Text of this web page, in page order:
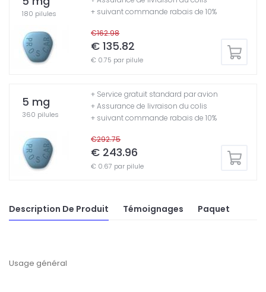
180 pilules
€162.98
€ 135.82
€ 0.75 par pilule
+ suivant commande rabais de 10%
5 mg
360 pilules
€292.75
€ 243.96
€ 0.67 par pilule
+ Service gratuit standard par avion
+ Assurance de livraison du colis
+ suivant commande rabais de 10%
Description De Produit Témoignages Paquet
Usage général